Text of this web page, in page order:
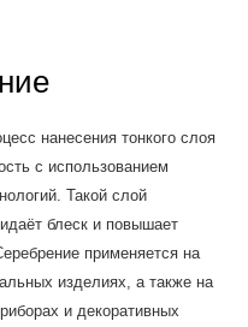
нанесения тонкого слоя
с использованием
Такой слой
блеск и повышает
применяется на
изделиях, а также на
и декоративных